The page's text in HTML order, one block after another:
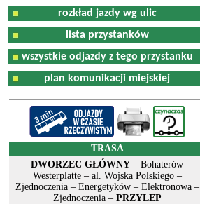
rozkład jazdy wg ulic
lista przystanków
wszystkie odjazdy z tego przystanku
plan komunikacji miejskiej
TRASA
DWORZEC GŁÓWNY – Bohaterów
Westerplatte – al. Wojska Polskiego –
Zjednoczenia – Energetyków – Elektronowa –
Zjednoczenia – PRZYLEP